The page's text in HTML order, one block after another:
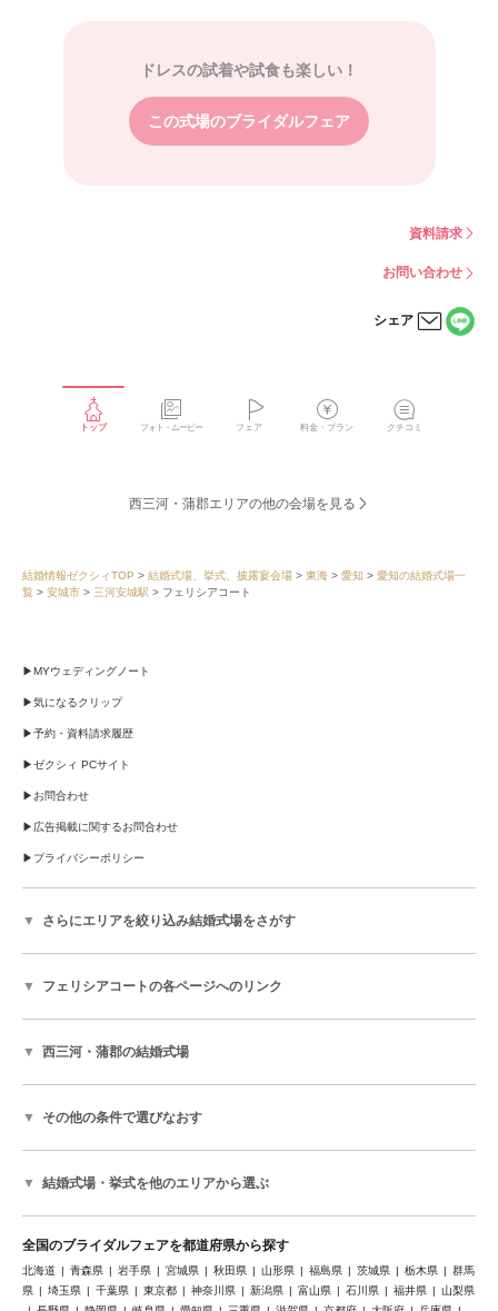
ドレスの試着や試食も楽しい！
この式場のブライダルフェア
資料請求
お問い合わせ
シェア
る
トップ フォト・ムービー フェア 料金・プラン クチコミ
西三河・蒲郡エリアの他の会場を見る
結婚情報ゼクシィTOP 結婚式場、挙式、披露宴会場 東海 愛知
愛知の結婚式場一
覧
安城市 三河安城駅 フェリシアコート
MYウェディングノート
気になるクリップ
予約・資料請求履歴
ゼクシィ PCサイト
お問合わせ
広告掲載に関するお問合わせ
プライバシーポリシー
さらにエリアを絞り込み結婚式場をさがす
フェリシアコートの各ページへのリンク
西三河・蒲郡の結婚式場
その他の条件で選びなおす
結婚式場・挙式を他のエリアから選ぶ
全国のブライダルフェアを都道府県から探す
北海道 青森県 岩手県 宮城県 秋田県 山形県 福島県 茨城県 栃木県
群馬
県
埼玉県 千葉県 東京都 神奈川県 新潟県 富山県 石川県 福井県
山梨県